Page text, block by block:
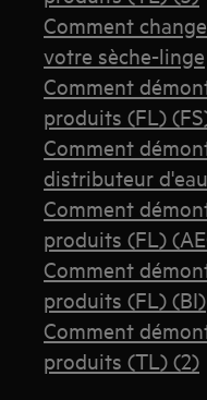
Comment
votre sèche-linge
Comment
produits (FL)
Comment
distributeur
Comment
produits (FL)
Comment
produits (FL) (BI)
Comment
produits (TL) (2)